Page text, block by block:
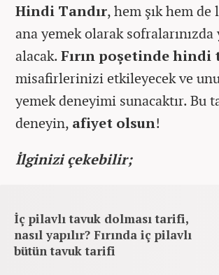
Hindi Tandır, hem şık hem
ana yemek olarak
alacak.Fırın poşetinde hindi
misafirlerinizi etkileyecek ve
yemek deneyimi sunacaktır. Bu
deneyin, afiyet olsun!
İlginizi çekebilir;
İç pilavlı tavuk dolması tarifi,
nasıl yapılır? Fırında iç pilavlı
bütün tavuk tarifi